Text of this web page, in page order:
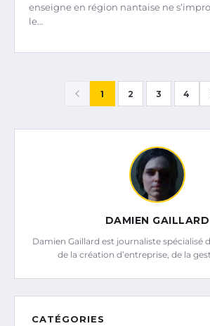
enseigne en région nantaise ne
le…
1 2 3 4
DAMIEN GAILLARD
Damien Gaillard est journaliste spécialisé
de la création d’entreprise, de la
CATÉGORIES